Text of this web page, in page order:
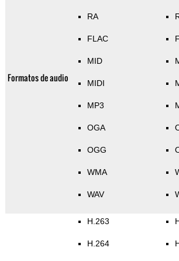
Formatos de audio
RA
FLAC
MID
MIDI
MP3
OGA
OGG
WMA
WAV
H.263
H.264